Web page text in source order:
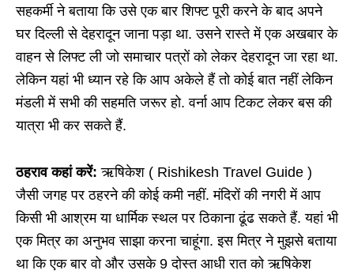
सहकर्मी ने बताया कि उसे एक बार शिफ्ट पूरी करने के बाद अपने
घर दिल्ली से देहरादून जाना पड़ा था. उसने रास्ते में एक अखबार के
वाहन से लिफ्ट ली जो समाचार पत्रों को लेकर देहरादून जा रहा था.
लेकिन यहां भी ध्यान रहे कि आप अकेले हैं तो कोई बात नहीं लेकिन
मंडली में सभी की सहमति जरूर हो. वर्ना आप टिकट लेकर बस की
यात्रा भी कर सकते हैं.
ठहराव कहां करें:ऋषिकेश ( Rishikesh Travel Guide )
जैसी जगह पर ठहरने की कोई कमी नहीं. मंदिरों की नगरी में आप
किसी भी आश्रम या धार्मिक स्थल पर ठिकाना ढूंढ सकते हैं. यहां भी
एक मित्र का अनुभव साझा करना चाहूंगा. इस मित्र ने मुझसे बताया
था कि एक बार वो और उसके 9 दोस्त आधी रात को ऋषिकेश